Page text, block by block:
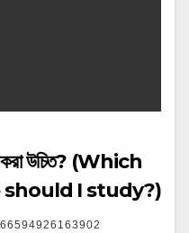
করা উচিত? (Which
I study?)